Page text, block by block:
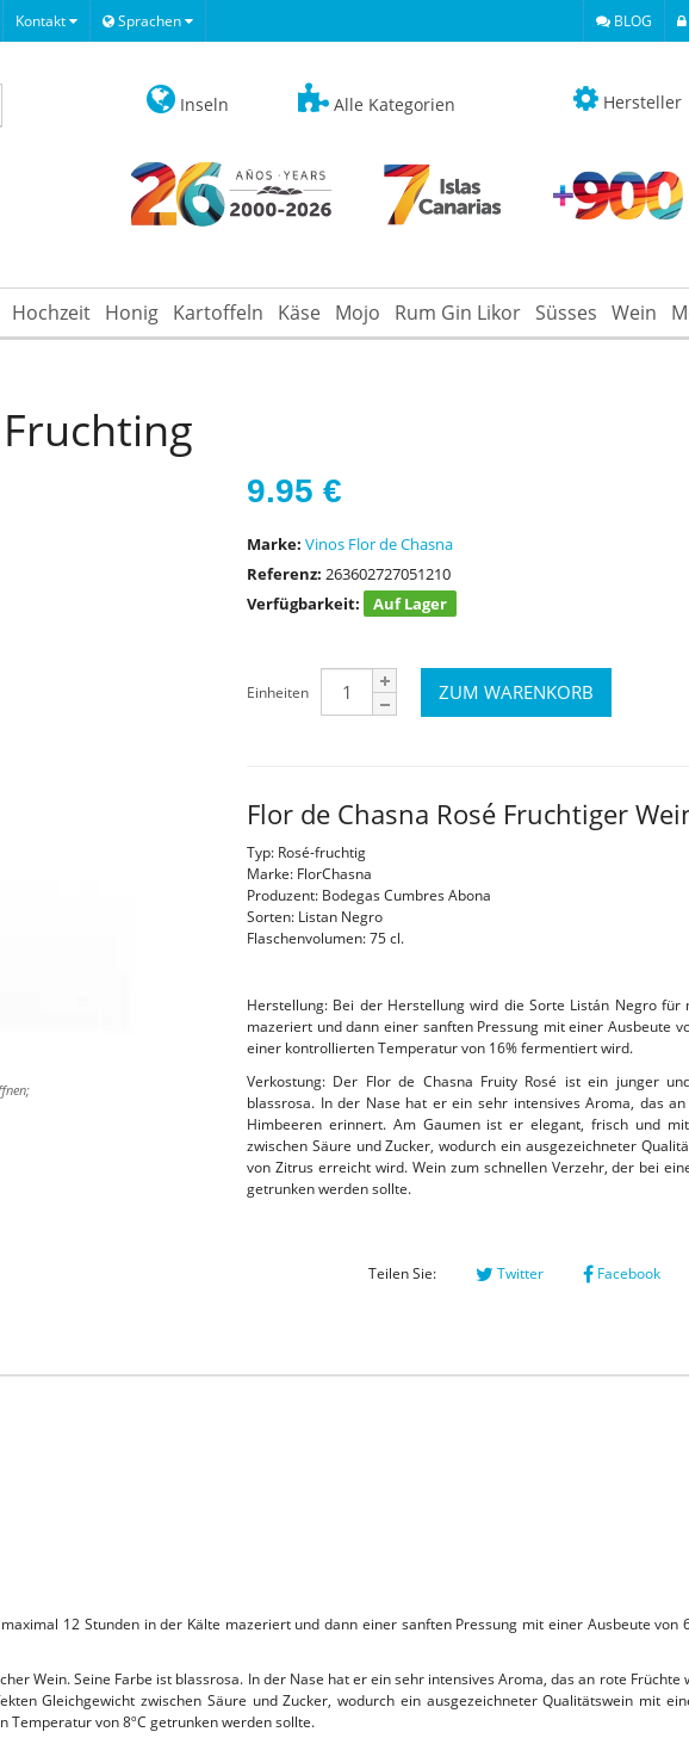
Kontakt Sprachen BLOG
Inseln Alle Kategorien Hersteller
Hochzeit Honig Kartoffeln Käse Mojo Rum Gin Likor Süsses Wein
9.95 €
Marke: Vinos Flor de Chasna
Referenz: 263602727051210
Verfügbarkeit:
Auf Lager
Einheiten
Flor de Chasna Rosé Fruchtiger
Typ: Rosé-fruchtig
Marke: FlorChasna
Produzent: Bodegas Cumbres Abona
Sorten: Listan Negro
Flaschenvolumen: 75 cl.
Herstellung: Bei der Herstellung wird die Sorte Listán Negro für
mazeriert und dann einer sanften Pressung mit einer Ausbeute
einer kontrollierten Temperatur von 16% fermentiert wird.
Verkostung: Der Flor de Chasna Fruity Rosé ist ein junger
blassrosa. In der Nase hat er ein sehr intensives Aroma, das
Himbeeren erinnert. Am Gaumen ist er elegant, frisch und
zwischen Säure und Zucker, wodurch ein ausgezeichneter
von Zitrus erreicht wird. Wein zum schnellen Verzehr, der bei
getrunken werden sollte.
Teilen Sie: Twitter Facebook
12 Stunden in der Kälte mazeriert und dann einer sanften Pressung mit einer Ausbeute von
Wein. Seine Farbe ist blassrosa. In der Nase hat er ein sehr intensives Aroma, das an rote
Gleichgewicht zwischen Säure und Zucker, wodurch ein ausgezeichneter Qualitätswein mit
Temperatur von 8ºC getrunken werden sollte.